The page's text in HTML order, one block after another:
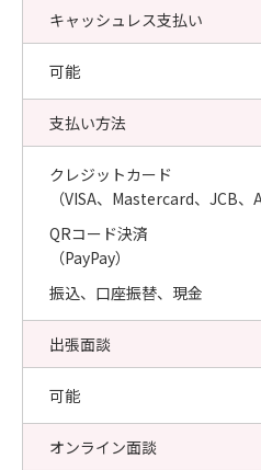
キャッシュレス支払い
可能
支払い方法
クレジットカード
（VISA、Mastercard、JCB、
QRコード決済
（PayPay）
振込、口座振替、現金
出張面談
可能
オンライン面談